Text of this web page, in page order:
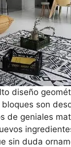
diseño
son
de geniales
sin duda